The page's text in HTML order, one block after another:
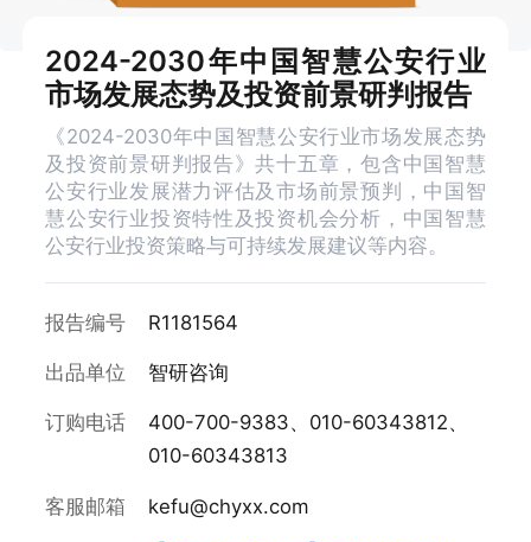
2024-2030年中国智慧公安行业
市场发展态势及投资前景研判报告
《2024-2030年中国智慧公安行业市场发展态势
及投资前景研判报告》共十五章，包含中国智慧
公安行业发展潜力评估及市场前景预判，中国智
慧公安行业投资特性及投资机会分析，中国智慧
公安行业投资策略与可持续发展建议等内容。
报告编号 R1181564
出品单位 智研咨询
订购电话
400-700-9383、010-60343812、
010-60343813
客服邮箱 kefu@chyxx.com